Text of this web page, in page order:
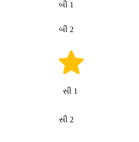
બી 1
બી 2
સી 1
સી 2